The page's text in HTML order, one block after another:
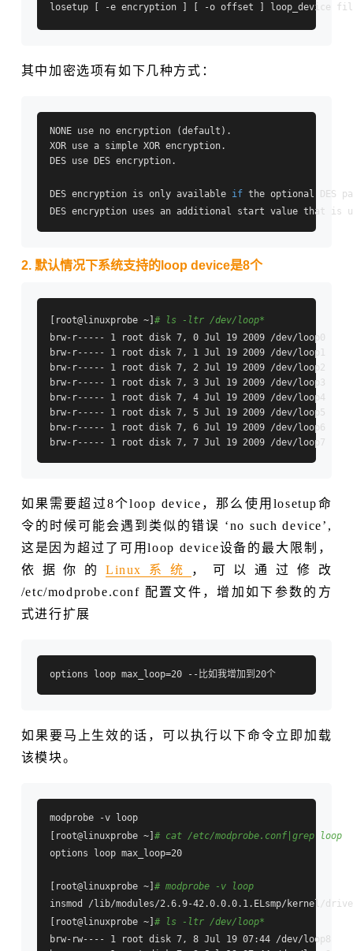
losetup [ -e encryption ] [ -o offset ] loop_device
其中加密选项有如下几种方式：
NONE use no encryption (default).
XOR use a simple XOR encryption.
DES use DES encryption.
DES encryption is only available if the optional DES
2. 默认情况下系统支持的loop device是8个
[root@linuxprobe ~] # ls -ltr /dev/loop*
brw-r----- 1 root disk 7, 0 Jul 19 2009 /dev/loop0
brw-r----- 1 root disk 7, 1 Jul 19 2009 /dev/loop1
brw-r----- 1 root disk 7, 2 Jul 19 2009 /dev/loop2
brw-r----- 1 root disk 7, 3 Jul 19 2009 /dev/loop3
brw-r----- 1 root disk 7, 4 Jul 19 2009 /dev/loop4
brw-r----- 1 root disk 7, 5 Jul 19 2009 /dev/loop5
brw-r----- 1 root disk 7, 6 Jul 19 2009 /dev/loop6
如果需要超过8个loop device，那么使用losetup命
令的时候可能会遇到类似的错误 ‘no such device’,
这是因为超过了可用loop device设备的最大限制，
依据你的 Linux系统
，可以通过修改
/etc/modprobe.conf 配置文件，增加如下参数的方
式进行扩展
options loop max_loop=20 --比如我增加到20个
如果要马上生效的话，可以执行以下命令立即加载
该模块。
modprobe -v loop
[root@linuxprobe ~] # cat /etc/modprobe.conf|grep loop
options loop max_loop=20
[root@linuxprobe ~] # modprobe -v loop
insmod /lib/modules/2.6.9-42.0.0.0.1.ELsmp/kernel/
[root@linuxprobe ~] # ls -ltr /dev/loop*
brw-rw---- 1 root disk 7, 8 Jul 19 07:44 /dev/loop8